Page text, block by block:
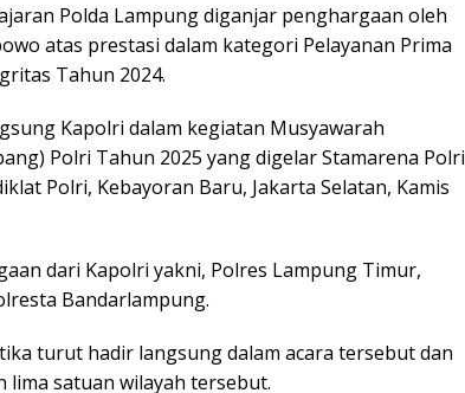
Polda Lampung diganjar penghargaan oleh
atas prestasi dalam kategori Pelayanan Prima
Tahun 2024.
Kapolri dalam kegiatan Musyawarah
Polri Tahun 2025 yang digelar Stamarena Polri
Polri, Kebayoran Baru, Jakarta Selatan, Kamis
dari Kapolri yakni, Polres Lampung Timur,
Bandarlampung.
turut hadir langsung dalam acara tersebut dan
lima satuan wilayah tersebut.